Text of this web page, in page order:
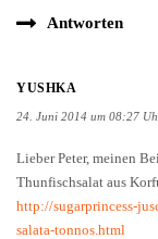
Antworten
YUSHKA
24. Juni 2014 um 08:27
Lieber Peter, meinen
Thunfischsalat aus
http://sugarprincess-
salata-tonnos.html